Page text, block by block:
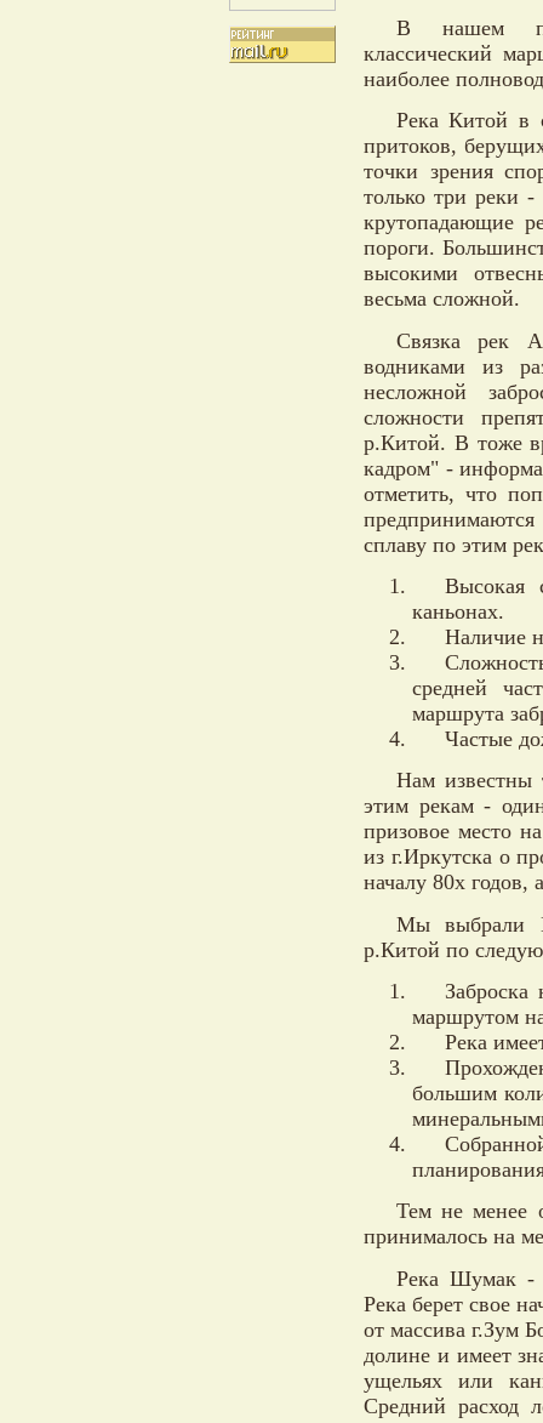
В нашем
классический
наиболее
Река Китой в
притоков,
точки зрения
только три реки
крутопадающие
пороги.
высокими
весьма сложной.
Связка рек
водниками из
несложной
сложности
р.Китой. В тоже
кадром" -
отметить, что
сплаву по этим
Высокая
каньонах.
Наличие
средней
маршрута
Частые
Нам известны
этим рекам -
призовое место
из г.Иркутска о
началу 80х годов,
Мы выбрали
р.Китой по
маршрутом
Река
большим
Тем не менее
принималось на
Река Шумак -
Река берет свое
от массива г.Зум
долине и имеет
ущельях или
Средний расход